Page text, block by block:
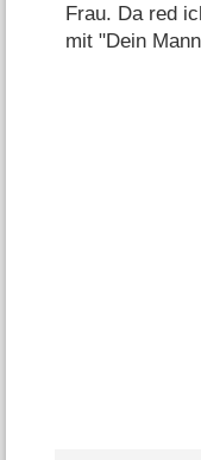
Frau. Da red
mit "Dein